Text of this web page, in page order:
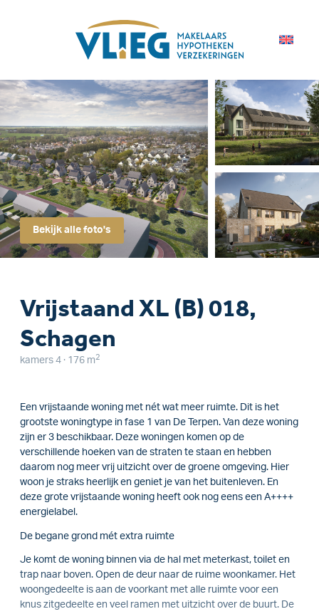
Bekijk alle foto's
Vrijstaand XL (B) 018,
Schagen
kamers 4 · 176 m 2
Een vrijstaande woning met nét wat meer ruimte. Dit is het
grootste woningtype in fase 1 van De Terpen. Van deze woning
zijn er 3 beschikbaar. Deze woningen komen op de
verschillende hoeken van de straten te staan en hebben
daarom nog meer vrij uitzicht over de groene omgeving. Hier
woon je straks heerlijk en geniet je van het buitenleven. En
deze grote vrijstaande woning heeft ook nog eens een A++++
energielabel.
De begane grond mét extra ruimte
Je komt de woning binnen via de hal met meterkast, toilet en
trap naar boven. Open de deur naar de ruime woonkamer. Het
woongedeelte is aan de voorkant met alle ruimte voor een
knus zitgedeelte en veel ramen met uitzicht over de buurt. De